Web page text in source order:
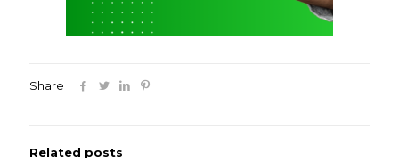
Share
Related posts